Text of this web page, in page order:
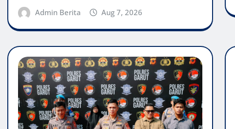
Admin Berita Aug 7, 2026